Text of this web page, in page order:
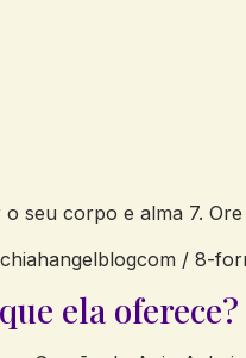
seu corpo e alma 7.
/ 8-
ela oferece?